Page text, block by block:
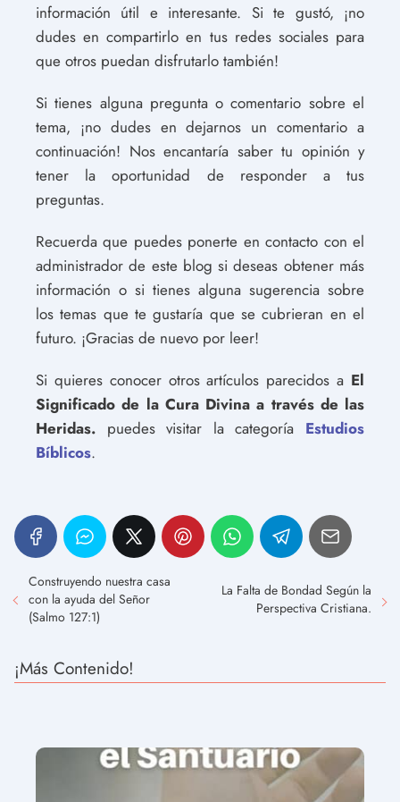
información útil e interesante. Si te gustó, ¡no
dudes en compartirlo en tus redes sociales para
que otros puedan disfrutarlo también!
Si tienes alguna pregunta o comentario sobre el
tema, ¡no dudes en dejarnos un comentario a
continuación! Nos encantaría saber tu opinión y
tener la oportunidad de responder a tus
preguntas.
Recuerda que puedes ponerte en contacto con el
administrador de este blog si deseas obtener más
información o si tienes alguna sugerencia sobre
los temas que te gustaría que se cubrieran en el
futuro. ¡Gracias de nuevo por leer!
Si quieres conocer otros artículos parecidos a El
Significado de la Cura Divina a través de las
Heridas. puedes visitar la categoría Estudios
Bíblicos.
Construyendo nuestra casa
con la ayuda del Señor
(Salmo 127:1)
La Falta de Bondad Según la
Perspectiva Cristiana.
¡Más Contenido!